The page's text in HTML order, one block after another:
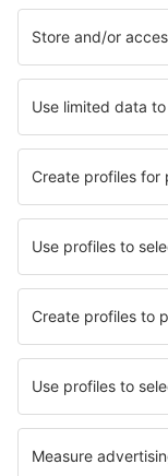
Cele mai
Cazare în
Cazare în Bourscheid
Cazare în Echternach
Cazare
Cazare în Weiler-la-
Cele mai bune
Cazare în Toledo
Cazare în Falzes